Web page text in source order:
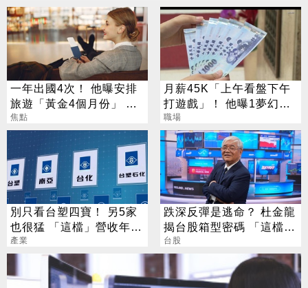
一年出國4次！ 他曝安排
旅遊「黃金4個月份」 卡
對整年活在期待中
焦點
月薪45K「上午看盤下午
打遊戲」！ 他曝1夢幻職
業 網嘆：比保全爽
職場
別只看台塑四寶！ 另5家
也很猛 「這檔」營收年增
衝7倍
產業
跌深反彈是逃命？ 杜金龍
揭台股箱型密碼 「這檔」
手腳要快
台股